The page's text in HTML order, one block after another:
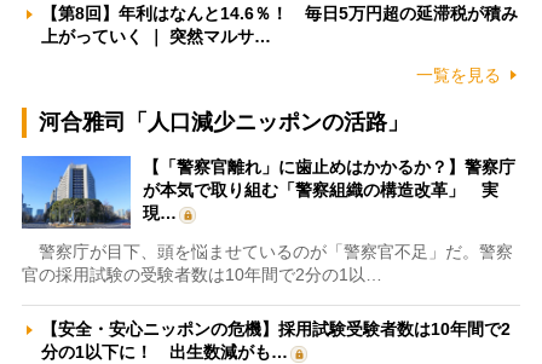
【第8回】年利はなんと14.6％！ 毎日5万円超の延滞税が積み
上がっていく ｜ 突然マルサ…
一覧を見る
河合雅司「人口減少ニッポンの活路」
【「警察官離れ」に歯止めはかかるか？】警察庁
が本気で取り組む「警察組織の構造改革」 実
現…
警察庁が目下、頭を悩ませているのが「警察官不足」だ。警察
官の採用試験の受験者数は10年間で2分の1以…
【安全・安心ニッポンの危機】採用試験受験者数は10年間で2
分の1以下に！ 出生数減がも…